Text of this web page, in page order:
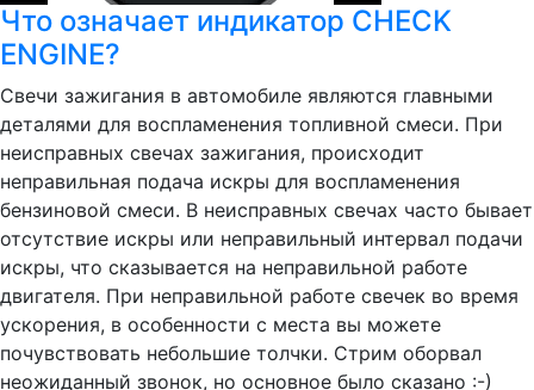
Что означает индикатор CHECK
ENGINE?
Свечи зажигания в автомобиле являются главными
деталями для воспламенения топливной смеси. При
неисправных свечах зажигания, происходит
неправильная подача искры для воспламенения
бензиновой смеси. В неисправных свечах часто бывает
отсутствие искры или неправильный интервал подачи
искры, что сказывается на неправильной работе
двигателя. При неправильной работе свечек во время
ускорения, в особенности с места вы можете
почувствовать небольшие толчки. Стрим оборвал
неожиданный звонок, но основное было сказано :-)